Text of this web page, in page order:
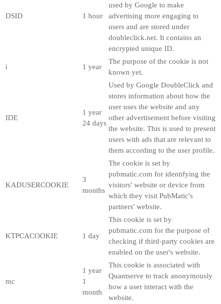
DSID 1 hour
used by Google to make
advertising more engaging to
users and are stored under
doubleclick.net. It contains an
encrypted unique ID.
i 1 year
The purpose of the cookie is not
known yet.
IDE
1 year
24 days
Used by Google DoubleClick and
stores information about how the
user uses the website and any
other advertisement before visiting
the website. This is used to present
users with ads that are relevant to
them according to the user profile.
KADUSERCOOKIE
3
months
The cookie is set by
pubmatic.com for identifying the
visitors' website or device from
which they visit PubMatic's
partners' website.
KTPCACOOKIE 1 day
This cookie is set by
pubmatic.com for the purpose of
checking if third-party cookies are
enabled on the user's website.
mc
1 year
1
month
This cookie is associated with
Quantserve to track anonymously
how a user interact with the
website.